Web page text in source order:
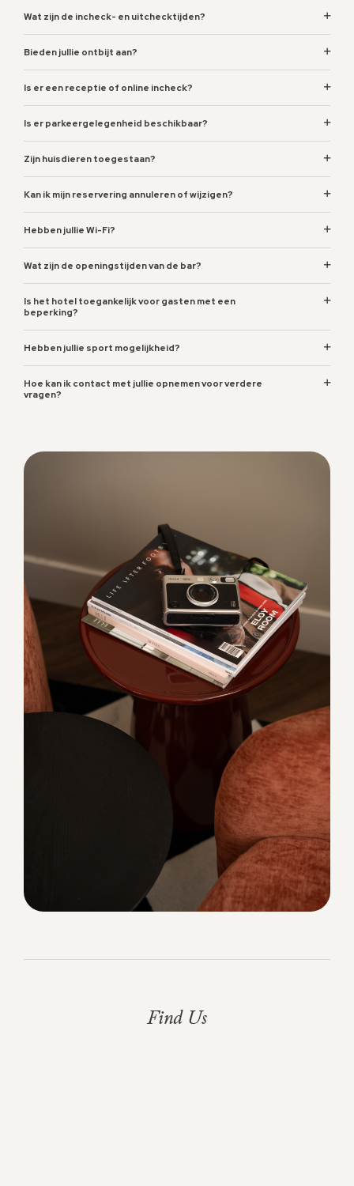
Wat zijn de incheck- en uitchecktijden?
Bieden jullie ontbijt aan?
2 min lopen
Is er een receptie of online incheck?
Is er parkeergelegenheid beschikbaar?
Zijn huisdieren toegestaan?
Kan ik mijn reservering annuleren of wijzigen?
Hebben jullie Wi-Fi?
Wat zijn de openingstijden van de bar?
Is het hotel toegankelijk voor gasten met een
beperking?
Hebben jullie sport mogelijkheid?
Hoe kan ik contact met jullie opnemen voor verdere
vragen?
Find Us